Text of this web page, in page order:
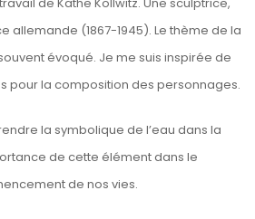
allemande (1867-1945). Le thème de la
évoqué. Je me suis inspirée de
pour la composition des personnages.
la symbolique de l’eau dans la
de cette élément dans le
de nos vies.